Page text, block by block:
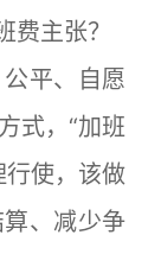
费主张？
平、自愿
式，“加班
行使，该做
、减少争